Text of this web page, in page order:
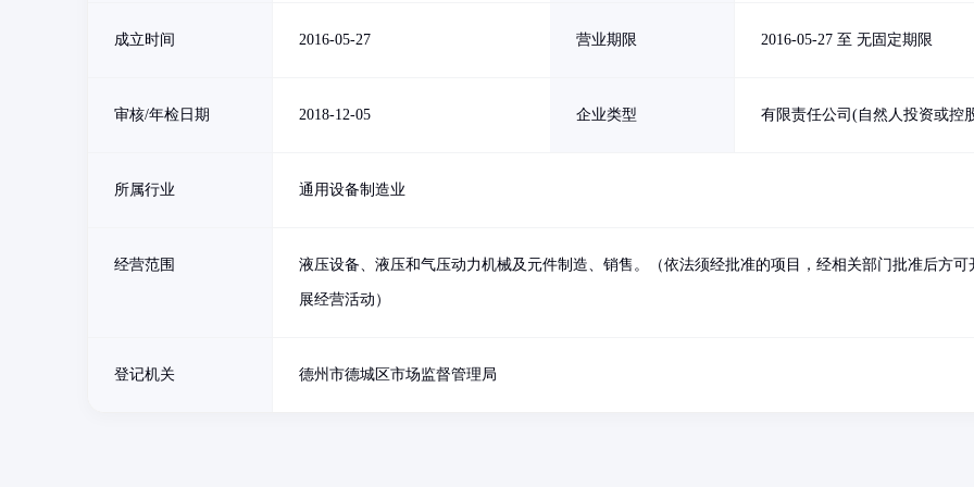
成立时间 2016-05-27 营业期限 2016-05-27 至 无固定期限
审核/年检日期 2018-12-05 企业类型 有限责任公司(自然人投资或控
所属行业 通用设备制造业
经营范围 液压设备、液压和气压动力机械及元件制造、销售。（依法须经批准的项目，经相关部门批准后方可
展经营活动）
登记机关 德州市德城区市场监督管理局